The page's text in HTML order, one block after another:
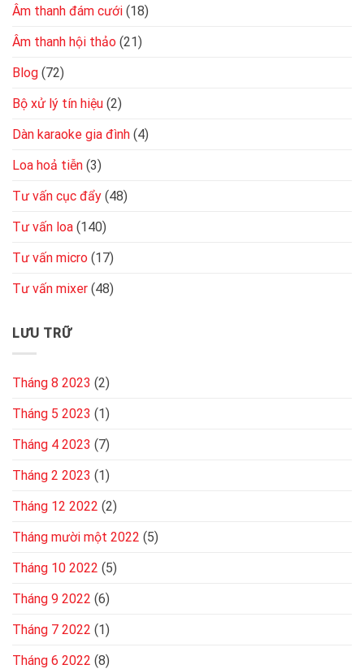
Âm thanh đám cưới (18)
Âm thanh hội thảo (21)
Blog (72)
Bộ xử lý tín hiệu (2)
Dàn karaoke gia đình (4)
Loa hoả tiễn (3)
Tư vấn cục đẩy (48)
Tư vấn loa (140)
Tư vấn micro (17)
Tư vấn mixer (48)
LƯU TRỮ
Tháng 8 2023 (2)
Tháng 5 2023 (1)
Tháng 4 2023 (7)
Tháng 2 2023 (1)
Tháng 12 2022 (2)
Tháng mười một 2022 (5)
Tháng 10 2022 (5)
Tháng 9 2022 (6)
Tháng 7 2022 (1)
Tháng 6 2022 (8)